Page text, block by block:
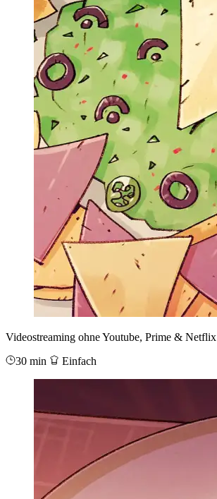
Videostreaming ohne Youtube, Prime & Netflix
30 min
Einfach